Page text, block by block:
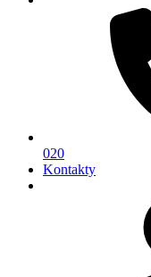
020
Kontakty